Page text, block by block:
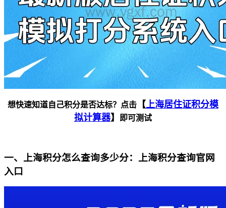
想快速知道自己积分是否达标？点击 【 上海居住证积分模
拟计算器】 即可测试
一、上海积分怎么查询多少分：上海积分查询官网
入口